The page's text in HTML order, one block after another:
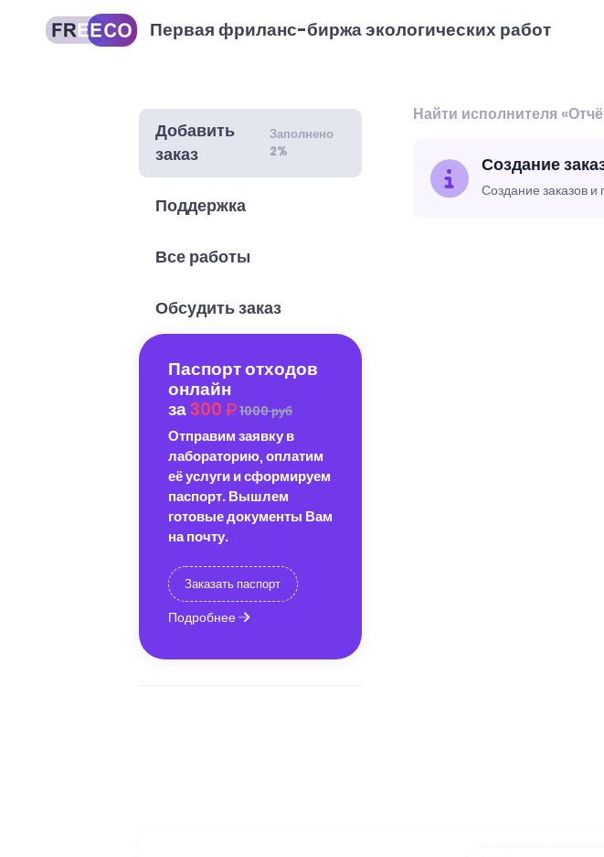
Первая фриланс-биржа экологических работ
Добавить
заказ
Заполнено
2%
Поддержка
Все работы
Обсудить заказ
Паспорт отходов
онлайн
за300 1000 руб
Отправим заявку в
лабораторию, оплатим
её услуги и сформируем
паспорт. Вышлем
готовые документы Вам
на почту.
Заказать паспорт
Подробнее
Найти исполнителя
Создание
Создание заказов